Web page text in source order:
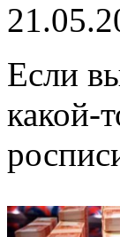
Если
какой-